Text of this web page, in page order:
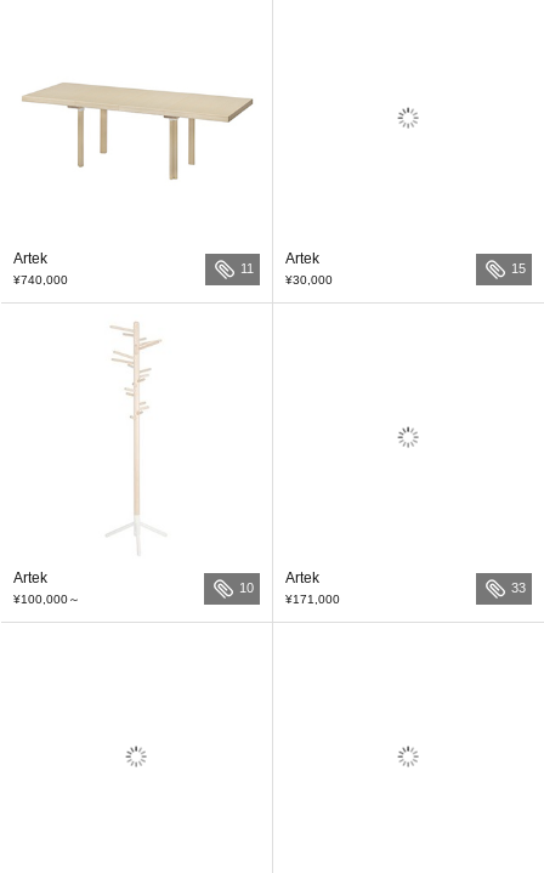
Artek
¥740,000
11
Artek
¥30,000
15
Artek
¥100,000～
10
Artek
¥171,000
33